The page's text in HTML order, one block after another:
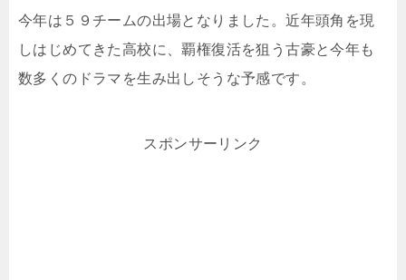
今年は５９チームの出場となりました。近年頭角を現
しはじめてきた高校に、覇権復活を狙う古豪と今年も
数多くのドラマを生み出しそうな予感です。
スポンサーリンク